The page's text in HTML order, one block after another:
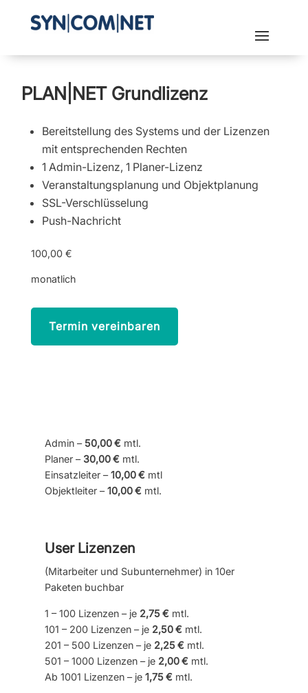
PLAN|NET Grundlizenz
Bereitstellung des Systems und der Lizenzen
mit entsprechenden Rechten
1 Admin-Lizenz, 1 Planer-Lizenz
Veranstaltungsplanung und Objektplanung
SSL-Verschlüsselung
Push-Nachricht
100,00 €
monatlich
Termin vereinbaren
Admin – 50,00 €mtl.
Planer – 30,00 €mtl.
Einsatzleiter –10,00 €mtl
Objektleiter –10,00 €mtl.
User Lizenzen
(Mitarbeiter und Subunternehmer) in 10er
Paketen buchbar
1 – 100 Lizenzen – je 2,75 €mtl.
101 – 200 Lizenzen – je 2,50 €mtl.
201 – 500 Lizenzen – je 2,25 €mtl.
501 – 1000 Lizenzen – je 2,00 €mtl.
Ab 1001 Lizenzen – je 1,75 €mtl.